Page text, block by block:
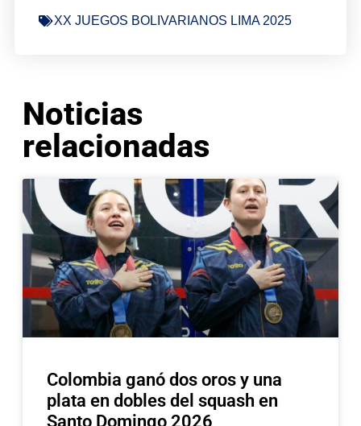
XX JUEGOS BOLIVARIANOS LIMA 2025
Noticias
relacionadas
Colombia ganó dos oros y una
plata en dobles del squash en
Santo Domingo 2026